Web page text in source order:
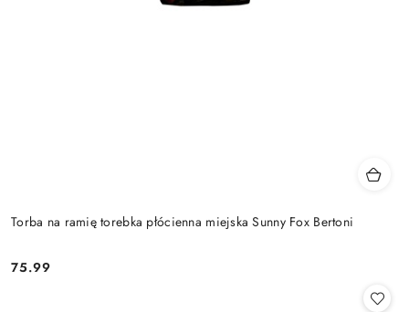
Torba na ramię torebka płócienna miejska Sunny Fox Bertoni
Cena:
75.99